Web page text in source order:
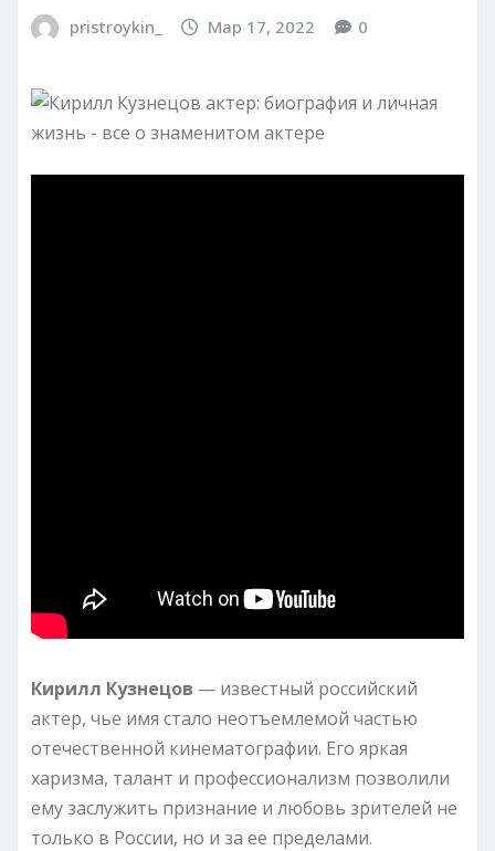
pristroykin_ Мар 17, 2022 0
Кирилл Кузнецов — известный российский
актер, чье имя стало неотъемлемой частью
отечественной кинематографии. Его яркая
харизма, талант и профессионализм позволили
ему заслужить признание и любовь зрителей не
только в России, но и за ее пределами.